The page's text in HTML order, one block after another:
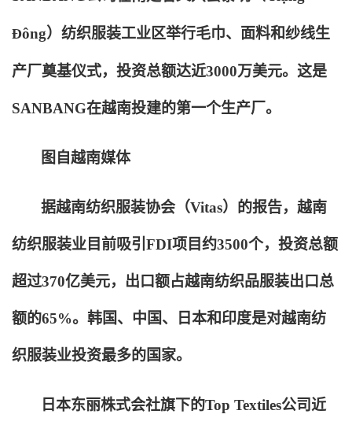
Đông）纺织服装工业区举行毛巾、面料和纱线生
产厂奠基仪式，投资总额达近3000万美元。这是
SANBANG在越南投建的第一个生产厂。
图自越南媒体
据越南纺织服装协会（Vitas）的报告，越南
纺织服装业目前吸引FDI项目约3500个，投资总额
超过370亿美元，出口额占越南纺织品服装出口总
额的65%。韩国、中国、日本和印度是对越南纺
织服装业投资最多的国家。
日本东丽株式会社旗下的Top Textiles公司近